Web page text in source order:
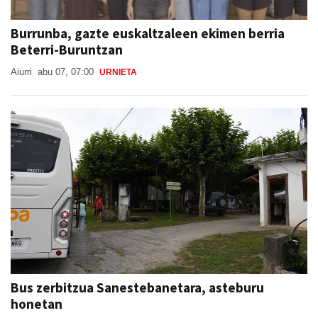
Burrunba, gazte euskaltzaleen ekimen berria
Beterri-Buruntzan
Aiurri abu 07, 07:00 URNIETA
Bus zerbitzua Sanestebanetara, asteburu
honetan